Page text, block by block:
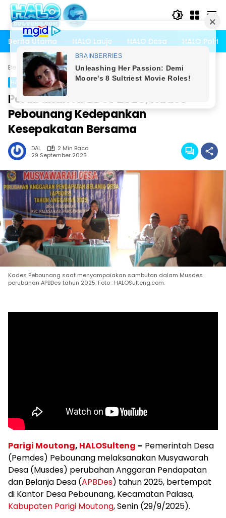
Langsung
konten
Berita Utama
HALO Lauje HALO Desa HALO Politik
Beranda HALO Desa
HALO Desa
Perubahan APBDes 2025, Kades
Pebounang Kedepankan
Kesepakatan Bersama
DAL
2 Min Baca
29 September 2025
Kades Pebounang saat menyampaiakan sambutan dalam Musdes
perubahan APBDes tahun 2025. Foto : HALOSulteng.com.
Parigi Moutong, HALOSulteng – Pemerintah Desa
(Pemdes) Pebounang melaksanakan Musyawarah
Desa (Musdes) perubahan Anggaran Pendapatan
dan Belanja Desa (APBDes) tahun 2025, bertempat
di Kantor Desa Pebounang, Kecamatan Palasa,
Kabupaten Parigi Moutong, Senin (29/9/2025).